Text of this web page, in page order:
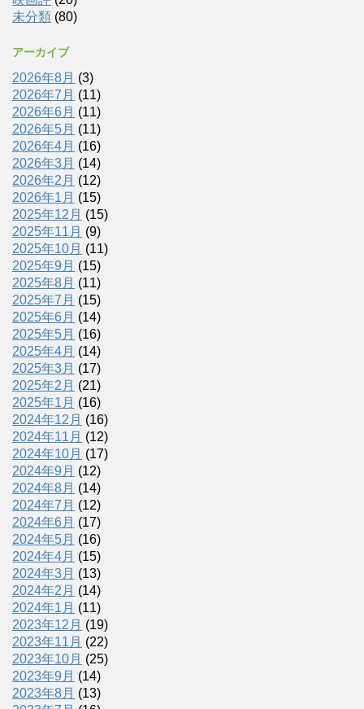
未分類 (80)
アーカイブ
2026年8月 (3)
2026年7月 (11)
2026年6月 (11)
2026年5月 (11)
2026年4月 (16)
2026年3月 (14)
2026年2月 (12)
2026年1月 (15)
2025年12月 (15)
2025年11月 (9)
2025年10月 (11)
2025年9月 (15)
2025年8月 (11)
2025年7月 (15)
2025年6月 (14)
2025年5月 (16)
2025年4月 (14)
2025年3月 (17)
2025年2月 (21)
2025年1月 (16)
2024年12月 (16)
2024年11月 (12)
2024年10月 (17)
2024年9月 (12)
2024年8月 (14)
2024年7月 (12)
2024年6月 (17)
2024年5月 (16)
2024年4月 (15)
2024年3月 (13)
2024年2月 (14)
2024年1月 (11)
2023年12月 (19)
2023年11月 (22)
2023年10月 (25)
2023年9月 (14)
2023年8月 (13)